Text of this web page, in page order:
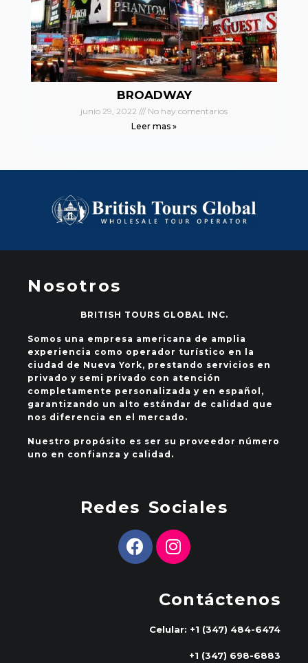
BROADWAY
junio 29, 2022
No hay comentarios
Leer mas »
Nosotros
BRITISH TOURS GLOBAL INC.
Somos una empresa americana de amplia
experiencia como operador turístico en la
ciudad de Nueva York, prestando servicios en
privado y semi privado con atención
completamente personalizada y en español,
garantizando un alto estándar de calidad que
nos diferencia en el mercado.
Nuestro propósito es ser su proveedor número
uno en confianza y calidad.
Redes Sociales
Contáctenos
Celular: +1 (347) 484-6474
+1 (347) 698-6883